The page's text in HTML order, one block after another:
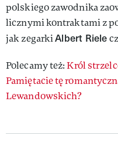
polskiego zawodnika
licznymi kontraktami z
jak zegarkiAlbert Riele
Polecamy też:Król
Pamiętacie tę
Lewandowskich?